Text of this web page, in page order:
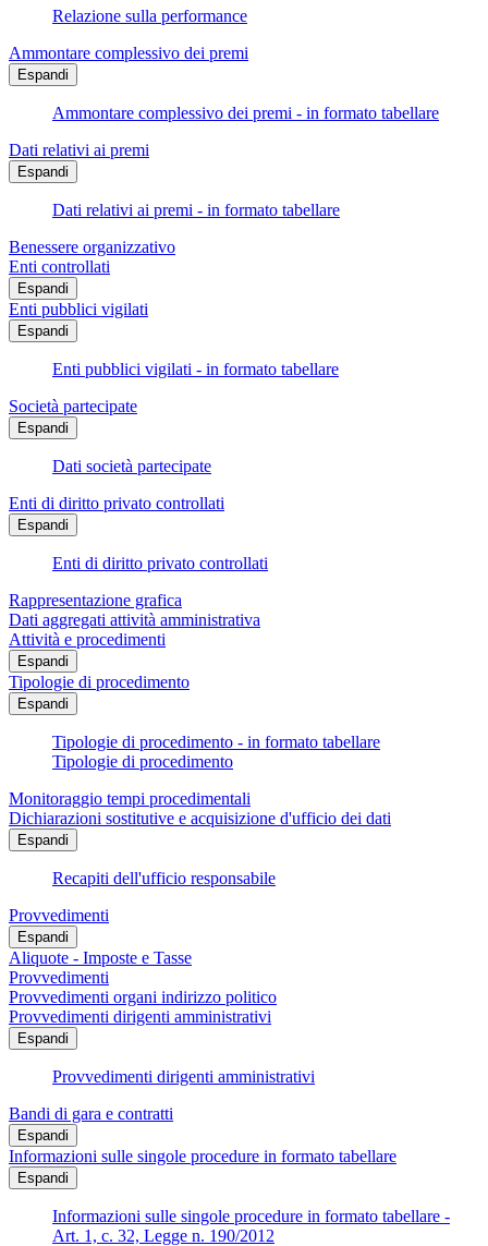
Relazione sulla performance
Ammontare complessivo dei premi
Espandi
Ammontare complessivo dei premi - in formato tabellare
Dati relativi ai premi
Espandi
Dati relativi ai premi - in formato tabellare
Benessere organizzativo
Enti controllati
Espandi
Enti pubblici vigilati
Espandi
Enti pubblici vigilati - in formato tabellare
Società partecipate
Espandi
Dati società partecipate
Enti di diritto privato controllati
Espandi
Enti di diritto privato controllati
Rappresentazione grafica
Dati aggregati attività amministrativa
Attività e procedimenti
Espandi
Tipologie di procedimento
Espandi
Tipologie di procedimento - in formato tabellare
Tipologie di procedimento
Monitoraggio tempi procedimentali
Dichiarazioni sostitutive e acquisizione d'ufficio dei dati
Espandi
Recapiti dell'ufficio responsabile
Provvedimenti
Espandi
Aliquote - Imposte e Tasse
Provvedimenti
Provvedimenti organi indirizzo politico
Provvedimenti dirigenti amministrativi
Espandi
Provvedimenti dirigenti amministrativi
Bandi di gara e contratti
Espandi
Informazioni sulle singole procedure in formato tabellare
Espandi
Informazioni sulle singole procedure in formato tabellare -
Art. 1, c. 32, Legge n. 190/2012